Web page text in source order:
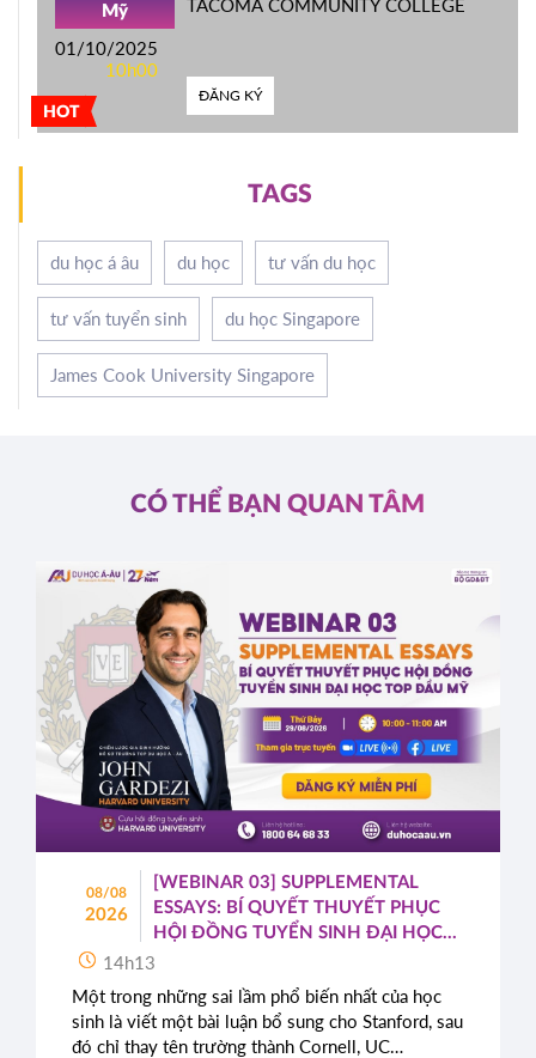
HOT
Mỹ
01/10/2025
10h00
TACOMA COMMUNITY COLLEGE
ĐĂNG KÝ
TAGS
du học á âu du học tư vấn du học
tư vấn tuyển sinh du học Singapore
James Cook University Singapore
CÓ THỂ BẠN QUAN TÂM
08/08
2026
[WEBINAR 03] SUPPLEMENTAL
ESSAYS: BÍ QUYẾT THUYẾT PHỤC
HỘI ĐỒNG TUYỂN SINH ĐẠI HỌC
TOP ĐẦU MỸ
14h13
Một trong những sai lầm phổ biến nhất của học
sinh là viết một bài luận bổ sung cho Stanford, sau
đó chỉ thay tên trường thành Cornell, UC